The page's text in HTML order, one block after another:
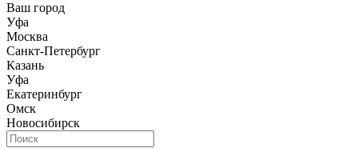
Ваш город
Уфа
Москва
Санкт-Петербург
Казань
Уфа
Екатеринбург
Омск
Новосибирск